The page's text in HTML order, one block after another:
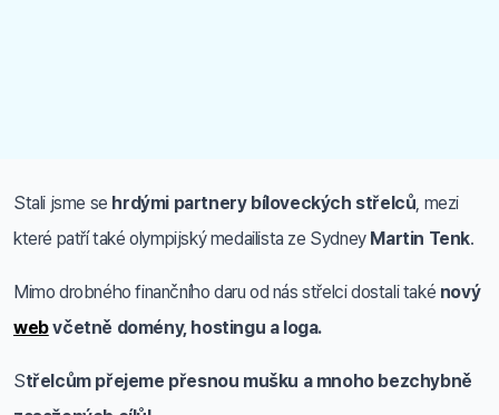
Stali jsme se hrdými partnery bíloveckých střelců , mezi
které patří také olympijský medailista ze Sydney Martin Tenk.
Mimo drobného finančního daru od nás střelci dostali také nový
webvčetně domény, hostingu a loga.
Střelcům přejeme přesnou mušku a mnoho bezchybně